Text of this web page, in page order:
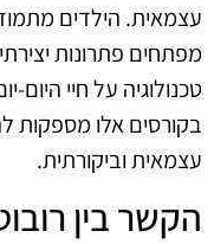
עצמאית. הילדים
מפתחים פתרונות
טכנולוגיה על חיי
בקורסים אלו מספקות
עצמאית וביקורתית.
הקשר בין